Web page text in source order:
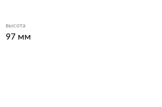
высота
97 мм